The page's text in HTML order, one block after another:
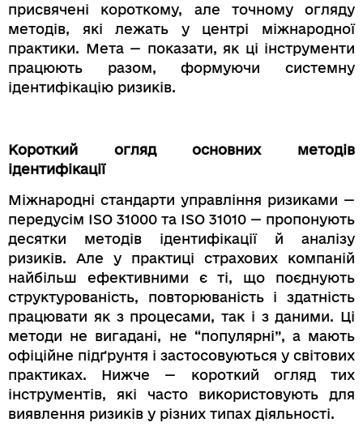
присвячені короткому, але точному огляду
методів, які лежать у центрі міжнародної
практики. Мета — показати, як ці інструменти
працюють разом, формуючи системну
ідентифікацію ризиків.
Короткий огляд основних методів
ідентифікації
Міжнародні стандарти управління ризиками —
передусім ISO 31000 та ISO 31010 — пропонують
десятки методів ідентифікації й аналізу
ризиків. Але у практиці страхових компаній
найбільш ефективними є ті, що поєднують
структурованість, повторюваність і здатність
працювати як з процесами, так і з даними. Ці
методи не вигадані, не “популярні”, а мають
офіційне підґрунтя і застосовуються у світових
практиках. Нижче — короткий огляд тих
інструментів, які часто використовують для
виявлення ризиків у різних типах діяльності.